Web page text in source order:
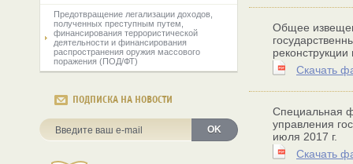
Предотвращение легализации доходов,
полученных преступным путем,
финансирования террористической
деятельности и финансирования
распространения оружия массового
поражения (ПОД/ФТ)
ПОДПИСКА НА НОВОСТИ
OK
Общее
реконструкции
Скачать
Специальная
управления
июля 2017 г.
Скачать